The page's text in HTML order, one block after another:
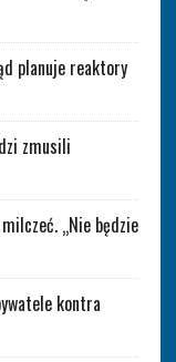
planuje reaktory
zmusili
„Nie będzie
kontra